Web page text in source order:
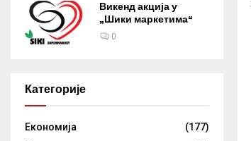
Викенд акција у
„Шики маркетима“
0
Категорије
Eкономија
(177)